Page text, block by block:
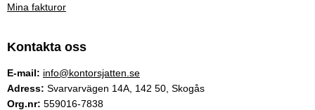
Mina fakturor
Kontakta oss
E-mail: info@kontorsjatten.se
Adress: Svarvarvägen 14A, 142 50, Skogås
Org.nr: 559016-7838